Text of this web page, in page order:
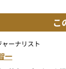
こ
ーナリスト
一